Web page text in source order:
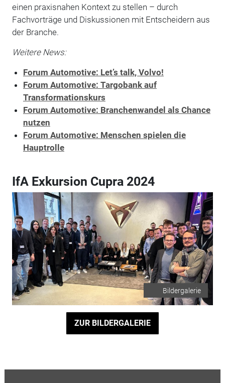
einen praxisnahen Kontext zu stellen – durch
Fachvorträge und Diskussionen mit Entscheidern aus
der Branche.
Weitere News:
Forum Automotive: Let’s talk, Volvo!
Forum Automotive: Targobank auf
Transformationskurs
Forum Automotive: Branchenwandel als Chance
nutzen
Forum Automotive: Menschen spielen die
Hauptrolle
IfA Exkursion Cupra 2024
Bildergalerie
ZUR BILDERGALERIE